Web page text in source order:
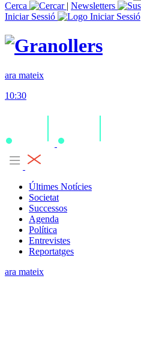
Cerca
| Newsletters
Iniciar Sessió
ara mateix
10:30
Últimes Notícies
Societat
Successos
Agenda
Política
Entrevistes
Reportatges
ara mateix